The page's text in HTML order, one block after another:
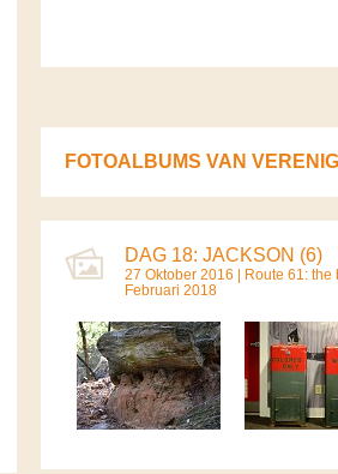
FOTOALBUMS VAN
DAG 18: JACKSON (6)
27 Oktober 2016 | Route 61: the
Februari 2018